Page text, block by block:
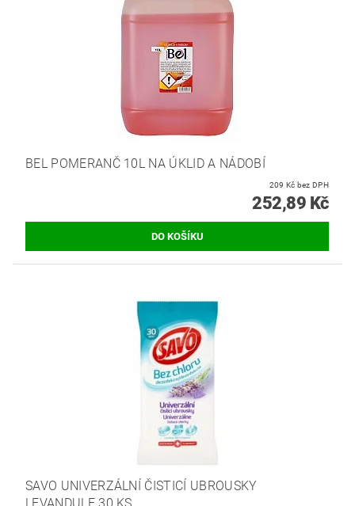
BEL POMERANČ 10L NA ÚKLID A NÁDOBÍ
209 Kč bez DPH
252,89 Kč
SAVO UNIVERZÁLNÍ ČISTICÍ UBROUSKY